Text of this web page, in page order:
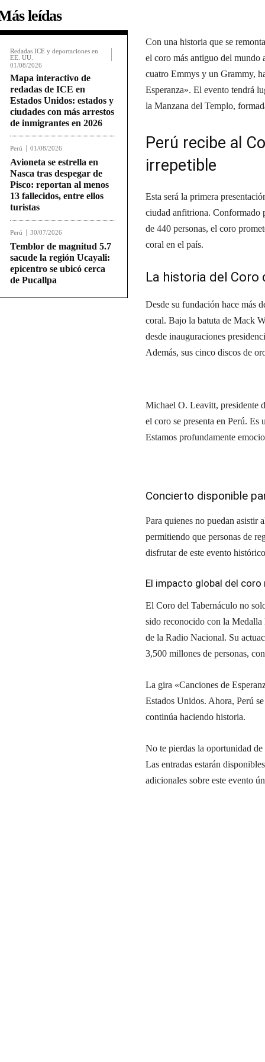
leídas
Redadas ICE y deportaciones en
EE. UU.
01/08/2026
Mapa interactivo de
redadas de ICE en
Estados Unidos: estados y
ciudades con más arrestos
de inmigrantes en 2026
Perú 01/08/2026
Avioneta se estrella en
Nasca tras despegar de
Pisco: reportan al menos
13 fallecidos, entre ellos
turistas
Perú 30/07/2026
Temblor de magnitud 5.7
sacude la región Ucayali:
epicentro se ubicó cerca
de Pucallpa
Con una historia que se
el coro más antiguo del mundo
cuatro Emmys y un Grammy,
Esperanza». El evento tendrá
la Manzana del Templo,
Perú recibe al
irrepetible
Esta será la primera
ciudad anfitriona. Conformado
de 440 personas, el coro
coral en el país.
La historia del Coro
Desde su fundación hace más
coral. Bajo la batuta de Mack
desde inauguraciones
Además, sus cinco discos de
Michael O. Leavitt, presidente
el coro se presenta en Perú. Es
Estamos profundamente
Concierto disponible
Para quienes no puedan asistir
permitiendo que personas de
disfrutar de este evento
El impacto global del
El Coro del Tabernáculo no
sido reconocido con la Medalla
de la Radio Nacional. Su
3,500 millones de personas,
La gira «Canciones de
Estados Unidos. Ahora, Perú
continúa haciendo historia.
No te pierdas la oportunidad
Las entradas estarán
adicionales sobre este evento